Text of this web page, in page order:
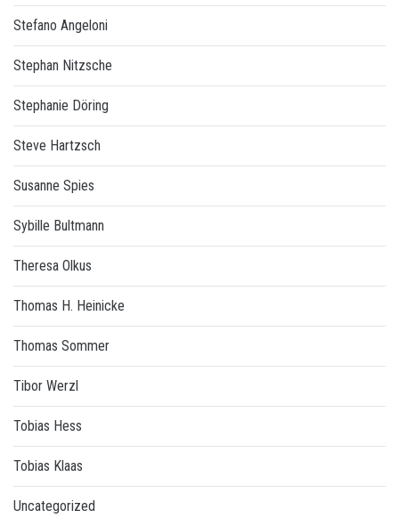
Stefano Angeloni
Stephan Nitzsche
Stephanie Döring
Steve Hartzsch
Susanne Spies
Sybille Bultmann
Theresa Olkus
Thomas H. Heinicke
Thomas Sommer
Tibor Werzl
Tobias Hess
Tobias Klaas
Uncategorized